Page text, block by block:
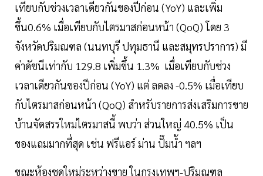
เทียบกับช่วงเวลาเดียวกันของปีก่อน (YoY) และเพิ่ม
ขึ้น0.6% เมื่อเทียบกับไตรมาสก่อนหน้า (QoQ) โดย 3
จังหวัดปริมณฑล (นนทบุรี ปทุมธานี และสมุทรปราการ) มี
ค่าดัชนีเท่ากับ 129.8 เพิ่มขึ้น 1.3% เมื่อเทียบกับช่วง
เวลาเดียวกันของปีก่อน (YoY) แต่ ลดลง -0.5% เมื่อเทียบ
กับไตรมาสก่อนหน้า (QoQ) สำหรับรายการส่งเสริมการขาย
บ้านจัดสรรใหม่ไตรมาสนี้ พบว่า ส่วนใหญ่ 40.5% เป็น
ของแถมมากที่สุด เช่น ฟรีแอร์ ม่าน ปั๊มนํ้า ฯลฯ
ขณะห้องชุดใหม่ระหว่างขาย ในกรุงเทพฯ-ปริมณฑล